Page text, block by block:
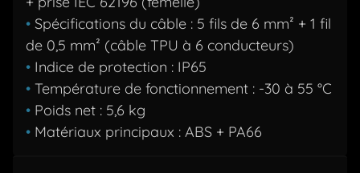
• Spécifications du câble : 5 fils de 6 mm² + 1 fil
de 0,5 mm² (câble TPU à 6 conducteurs)
• Indice de protection : IP65
• Température de fonctionnement : -30 à 55 °C
• Poids net : 5,6 kg
• Matériaux principaux : ABS + PA66